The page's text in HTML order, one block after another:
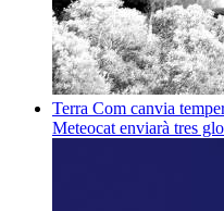
Terra Com canvia
Meteocat enviarà tres